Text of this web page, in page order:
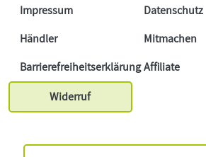
Impressum
Datenschutz
Händler
Mitmachen
BarrierefreiheitserklärungAffiliate
Widerruf